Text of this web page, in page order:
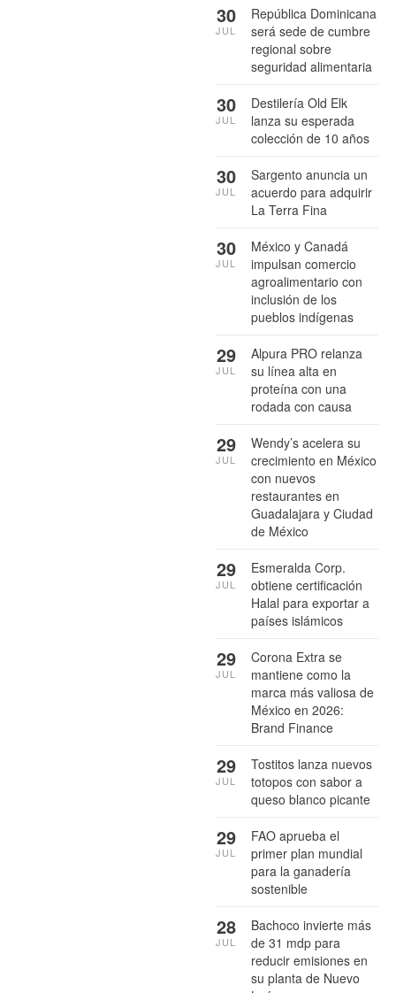
República Dominicana
será sede de cumbre
regional sobre
seguridad alimentaria
30
JUL
Destilería Old Elk
lanza su esperada
colección de 10 años
30
JUL
Sargento anuncia un
acuerdo para adquirir
La Terra Fina
30
JUL
México y Canadá
impulsan comercio
agroalimentario con
inclusión de los
pueblos indígenas
30
JUL
Alpura PRO relanza
su línea alta en
proteína con una
rodada con causa
29
JUL
Wendy’s acelera su
crecimiento en México
con nuevos
restaurantes en
Guadalajara y Ciudad
de México
29
JUL
Esmeralda Corp.
obtiene certificación
Halal para exportar a
países islámicos
29
JUL
Corona Extra se
mantiene como la
marca más valiosa de
México en 2026:
Brand Finance
29
JUL
Tostitos lanza nuevos
totopos con sabor a
queso blanco picante
29
JUL
FAO aprueba el
primer plan mundial
para la ganadería
sostenible
29
JUL
Bachoco invierte más
de 31 mdp para
reducir emisiones en
su planta de Nuevo
28
JUL